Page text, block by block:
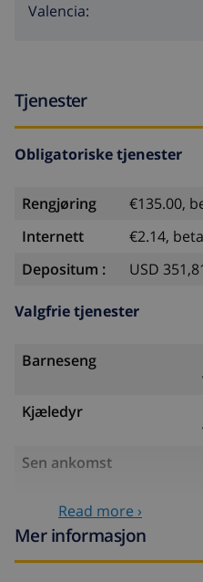
Valencia:
Tjenester
Obligatoriske tjenester
Rengjøring
€135.00,
Internett
€2.14,
Depositum :
USD
Valgfrie tjenester
Barneseng
Kjæledyr
Sen ankomst
Bed sheets and towels
Ekstra sengetøy
Read more ›
Mer informasjon